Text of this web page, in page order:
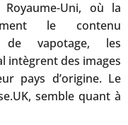
Uni, où la
le contenu
de vapotage, les
intègrent des images
pays d’origine. Le
semble quant à